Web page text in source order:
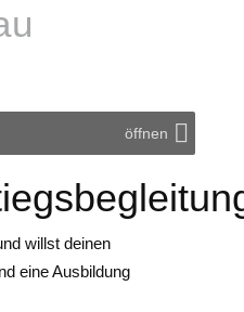
öffnen
willst deinen
eine Ausbildung